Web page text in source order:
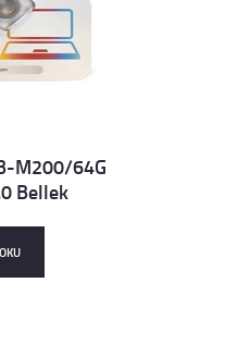
M200/64G
Bellek